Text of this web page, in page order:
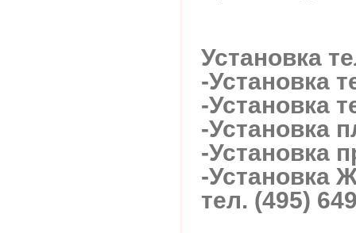
Установка
-Установка
-Установка
-Установка
-Установка
-Установка
тел. (495)